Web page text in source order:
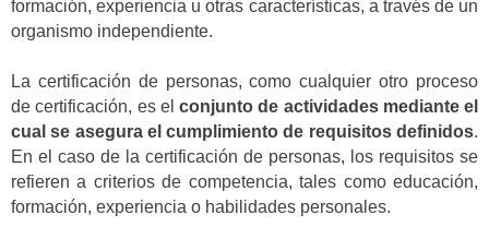
formación, experiencia u otras características, a través de un
organismo independiente.
La certificación de personas, como cualquier otro proceso
de certificación, es el conjunto de actividades mediante el
cual se asegura el cumplimiento de requisitos definidos.
En el caso de la certificación de personas, los requisitos se
refieren a criterios de competencia, tales como educación,
formación, experiencia o habilidades personales.